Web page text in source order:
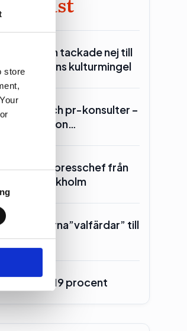
store
with
Över hälften tackade nej till
kulturmingel
Lerin och pr-konsulter –
Ulf Kristersson…
hämtar presschef från
Region Stockholm
till
Burson upp 19 procent